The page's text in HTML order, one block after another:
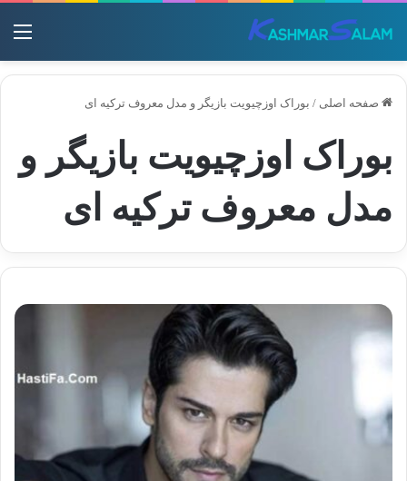
صفحه اصلی / بوراک اوزچیویت بازیگر و مدل معروف ترکیه ای
بوراک اوزچیویت بازیگر و
مدل معروف ترکیه ای